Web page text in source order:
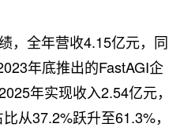
，全年营收4.15亿元，同
年底推出的FastAGI企
年实现收入2.54亿元，
从37.2%跃升至61.3%，